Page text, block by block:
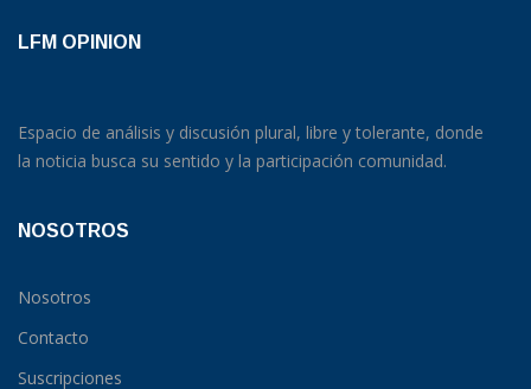
LFM OPINION
Espacio de análisis y discusión plural, libre y tolerante, donde
la noticia busca su sentido y la participación comunidad.
NOSOTROS
Nosotros
Contacto
Suscripciones